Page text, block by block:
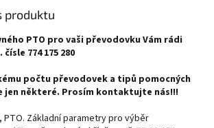
produktu
PTO pro vaši převodovku Vám rádi
774 175 280
počtu převodovek a tipů pomocných
jen některé. Prosím kontaktujte nás!!!
PTO. Základní parametry pro výběr